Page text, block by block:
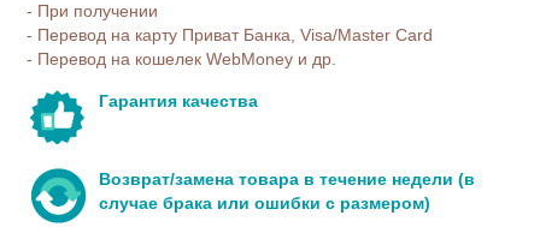
- При получении
- Перевод на карту Приват Банка, Visa/Master Card
- Перевод на кошелек WebMoney и др.
Гарантия качества
Возврат/замена товара в течение недели (в
случае брака или ошибки с размером)